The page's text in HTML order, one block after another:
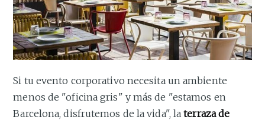
Si tu evento corporativo necesita un ambiente
menos de "oficina gris" y más de "estamos en
Barcelona, disfrutemos de la vida", laterraza de